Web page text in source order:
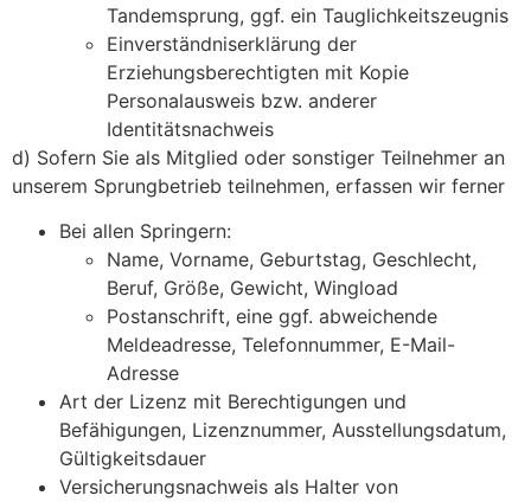
Tandemsprung, ggf. ein Tauglichkeitszeugnis
Einverständniserklärung der
Erziehungsberechtigten mit Kopie
Personalausweis bzw. anderer
Identitätsnachweis
d) Sofern Sie als Mitglied oder sonstiger Teilnehmer an
unserem Sprungbetrieb teilnehmen, erfassen wir ferner
Bei allen Springern:
Name, Vorname, Geburtstag, Geschlecht,
Beruf, Größe, Gewicht, Wingload
Postanschrift, eine ggf. abweichende
Meldeadresse, Telefonnummer, E-Mail-
Adresse
Art der Lizenz mit Berechtigungen und
Befähigungen, Lizenznummer, Ausstellungsdatum,
Gültigkeitsdauer
Versicherungsnachweis als Halter von